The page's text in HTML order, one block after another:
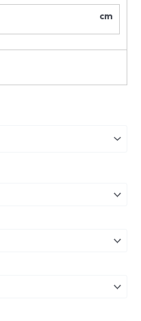
cm